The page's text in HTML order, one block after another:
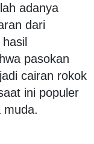
adanya
dari
pasokan
cairan rokok
ini populer
muda.